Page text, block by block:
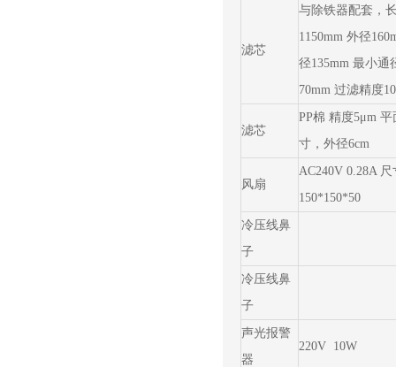
滤芯
与除铁器配套，
1150mm 外径
径135mm 最小通
70mm 过滤精度
滤芯
PP棉 精度5μm 平
寸，外径6cm
风扇
AC240V 0.28A 尺
150*150*50
冷压线鼻
子
冷压线鼻
子
声光报警
器
220V 10W